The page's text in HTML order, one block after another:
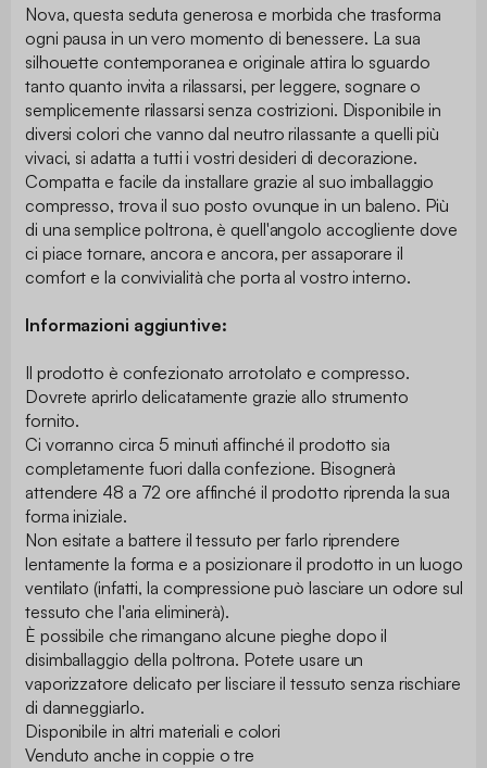
Nova, questa seduta generosa e morbida che trasforma
ogni pausa in un vero momento di benessere. La sua
silhouette contemporanea e originale attira lo sguardo
tanto quanto invita a rilassarsi, per leggere, sognare o
semplicemente rilassarsi senza costrizioni. Disponibile in
diversi colori che vanno dal neutro rilassante a quelli più
vivaci, si adatta a tutti i vostri desideri di decorazione.
Compatta e facile da installare grazie al suo imballaggio
compresso, trova il suo posto ovunque in un baleno. Più
di una semplice poltrona, è quell'angolo accogliente dove
ci piace tornare, ancora e ancora, per assaporare il
comfort e la convivialità che porta al vostro interno.
Informazioni aggiuntive:
Il prodotto è confezionato arrotolato e compresso.
Dovrete aprirlo delicatamente grazie allo strumento
fornito.
Ci vorranno circa 5 minuti affinché il prodotto sia
completamente fuori dalla confezione. Bisognerà
attendere 48 a 72 ore affinché il prodotto riprenda la sua
forma iniziale.
Non esitate a battere il tessuto per farlo riprendere
lentamente la forma e a posizionare il prodotto in un luogo
ventilato (infatti, la compressione può lasciare un odore sul
tessuto che l'aria eliminerà).
È possibile che rimangano alcune pieghe dopo il
disimballaggio della poltrona. Potete usare un
vaporizzatore delicato per lisciare il tessuto senza rischiare
di danneggiarlo.
Disponibile in altri materiali e colori
Venduto anche in coppie o tre